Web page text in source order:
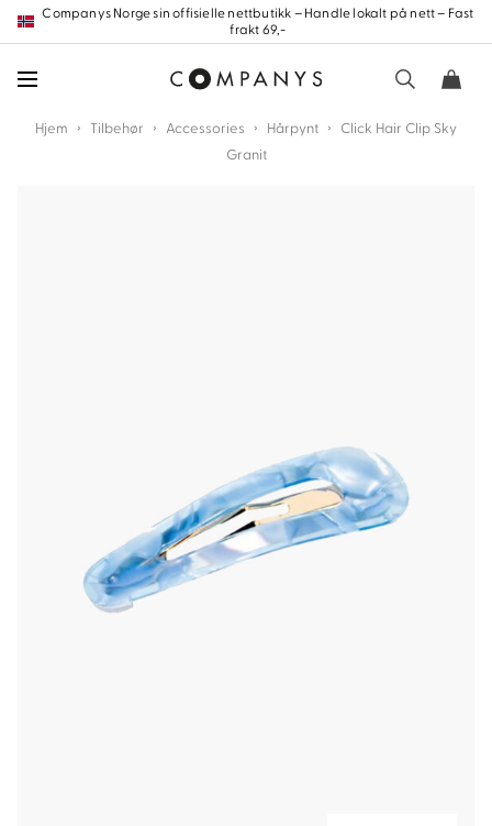
Hopp
frem
innholdet
Companys Norge sin offisielle nettbutikk – Handle lokalt på nett – Fast
frakt 69,-
Hjem › Tilbehør › Accessories › Hårpynt › Click Hair Clip Sky
Granit